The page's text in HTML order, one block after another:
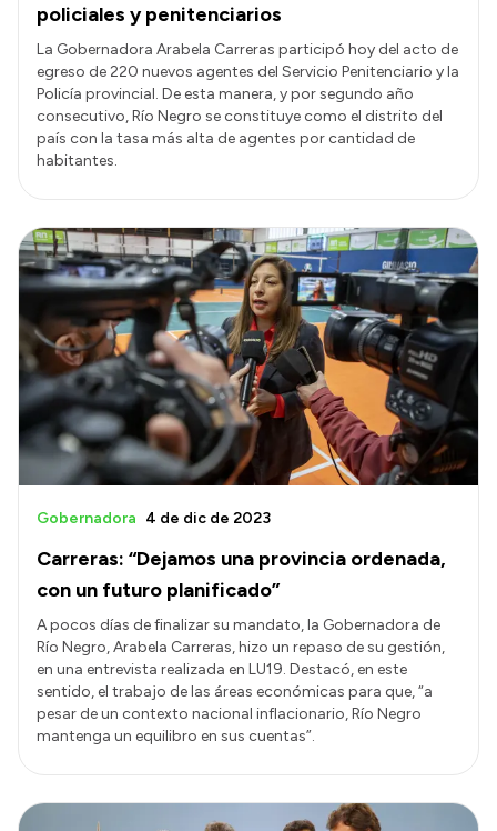
policiales y penitenciarios
La Gobernadora Arabela Carreras participó hoy del acto de
egreso de 220 nuevos agentes del Servicio Penitenciario y la
Policía provincial. De esta manera, y por segundo año
consecutivo, Río Negro se constituye como el distrito del
país con la tasa más alta de agentes por cantidad de
habitantes.
Carreras: “Dejamos una provincia ordenada,
con un futuro planificado”
Gobernadora 4 de dic de 2023
A pocos días de finalizar su mandato, la Gobernadora de
Río Negro, Arabela Carreras, hizo un repaso de su gestión,
en una entrevista realizada en LU19. Destacó, en este
sentido, el trabajo de las áreas económicas para que, “a
pesar de un contexto nacional inflacionario, Río Negro
mantenga un equilibro en sus cuentas”.